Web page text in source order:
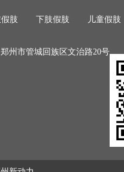
肢 下肢假肢 儿童假肢
州市管城回族区文治路20号